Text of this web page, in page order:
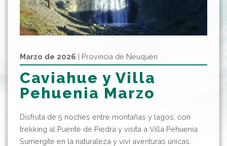
Marzo de 2026 | Provincia de Neuquén
Caviahue y Villa
Pehuenia Marzo
Disfrutá de 5 noches entre montañas y lagos, con
trekking al Puente de Piedra y visita a Villa Pehuenia.
Sumergite en la naturaleza y viví aventuras únicas.